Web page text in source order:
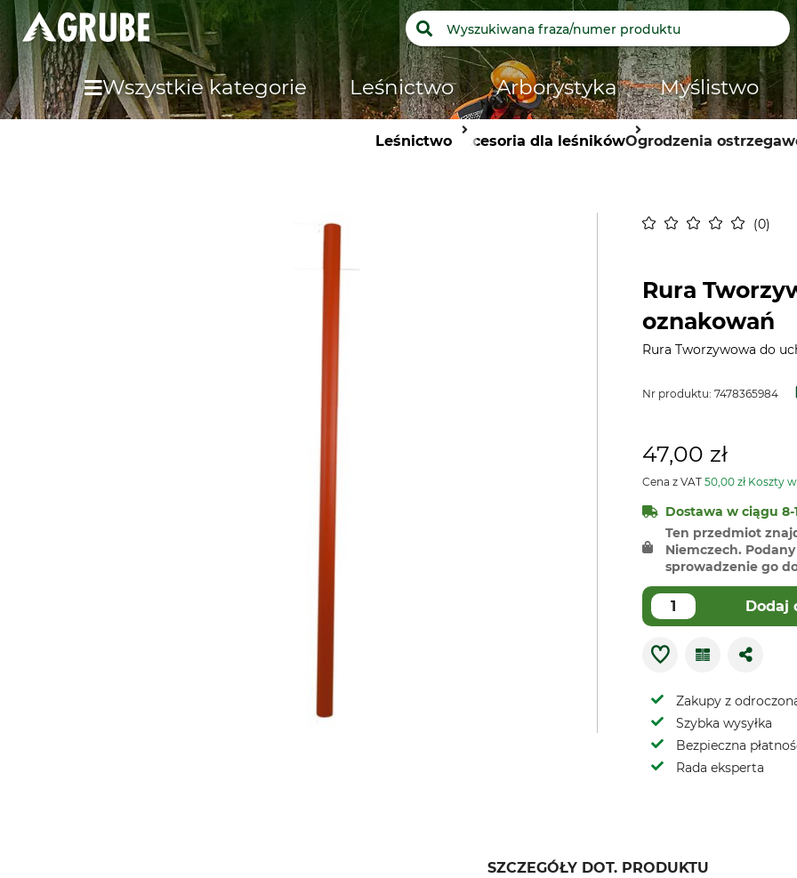
Wszystkie kategorie Leśnictwo Arborystyka Myślistwo
Leśnictwo Akcesoria dla leśnikówOgrodzenia
0
Rura
oznakowań
Rura Tworzywowa do
Nr produktu: 7478365984
47,00 zł
Cena z VAT 50,00 zł Koszty
Dostawa w ciągu
Ten przedmiot
Niemczech.
sprowadzenie go
Dodaj
Zakupy z
Szybka wysyłka
Bezpieczna
Rada eksperta
SZCZEGÓŁY DOT. PRODUKTU